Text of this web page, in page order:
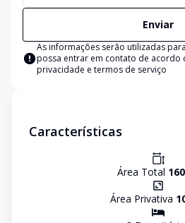
Enviar
As informações serão utilizadas
possa entrar em contato de acordo
privacidade e termos de serviço
Características
Área Total 160
Área Privativa